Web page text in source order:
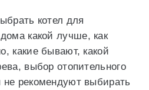
котел для
какой лучше, как
какие бывают, какой
выбор отопительного
рекомендуют выбирать